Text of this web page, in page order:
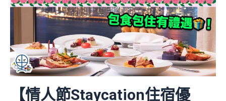
【情人節Staycation住宿優